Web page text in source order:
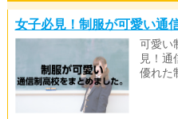
女子必見！制服が可愛い通
可愛い
見！通
優れた